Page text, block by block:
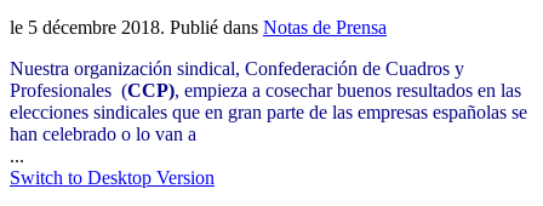
le 5 décembre 2018. Publié dans Notas de Prensa
Nuestra organización sindical, Confederación de Cuadros y
Profesionales (CCP), empieza a cosechar buenos resultados en las
elecciones sindicales que en gran parte de las empresas españolas se
han celebrado o lo van a
...
Switch to Desktop Version